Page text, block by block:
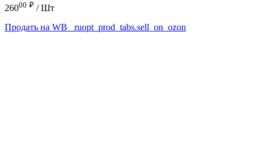
26000 ₽ / Шт
Продать на WB
_ruopt_prod_tabs.sell_on_ozon